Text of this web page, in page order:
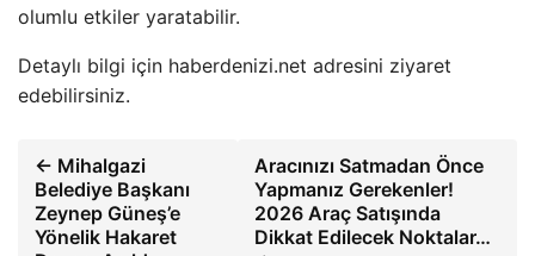
olumlu etkiler yaratabilir.
Detaylı bilgi için haberdenizi.net adresini ziyaret
edebilirsiniz.
← Mihalgazi
Belediye Başkanı
Zeynep Güneş’e
Yönelik Hakaret
Aracınızı Satmadan Önce
Yapmanız Gerekenler!
2026 Araç Satışında
Dikkat Edilecek Noktalar…